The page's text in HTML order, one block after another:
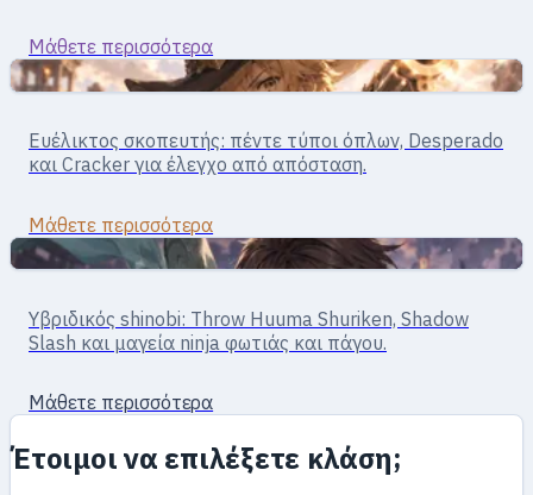
Μάθετε περισσότερα
Από απόσταση
Gunslinger
Ευέλικτος σκοπευτής: πέντε τύποι όπλων, Desperado
και Cracker για έλεγχο από απόσταση.
Μάθετε περισσότερα
Από απόσταση
Ninja
Υβριδικός shinobi: Throw Huuma Shuriken, Shadow
Slash και μαγεία ninja φωτιάς και πάγου.
Μάθετε περισσότερα
Έτοιμοι να επιλέξετε κλάση;